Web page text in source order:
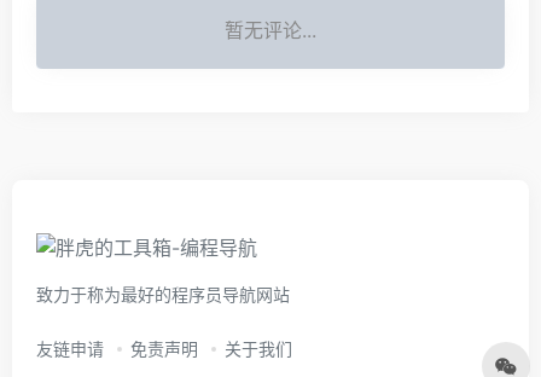
暂无评论...
致力于称为最好的程序员导航网站
友链申请 免责声明 关于我们